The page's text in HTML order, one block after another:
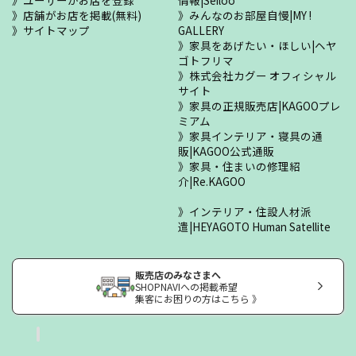
店舗がお店を掲載(無料)
サイトマップ
みんなのお部屋自慢|MY !
GALLERY
家具をあげたい・ほしい|ヘヤ
ゴトフリマ
株式会社カグー オフィシャル
サイト
家具の正規販売店|KAGOOプレ
ミアム
家具インテリア・寝具の通
販|KAGOO公式通販
家具・住まいの修理紹
介|Re.KAGOO
インテリア・住設人材派
遣|HEYAGOTO Human Satellite
販売店のみなさまへ
SHOPNAVIへの掲載希望
集客にお困りの方はこちら 》